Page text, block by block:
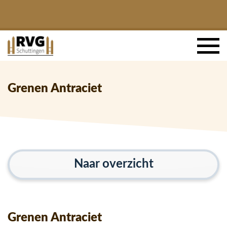
Grenen Antraciet
Naar overzicht
Grenen Antraciet